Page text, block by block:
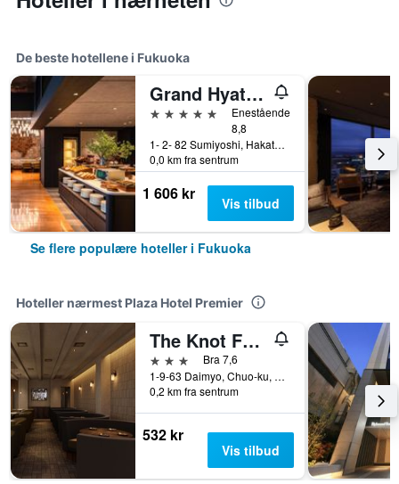
De beste hotellene i Fukuoka
Grand Hyatt Fukuoka
5 stjerner
Enestående
8,8
1- 2- 82 Sumiyoshi, Hakata- Ku, Fukuoka, Japan
0,0 km fra sentrum
1 606 kr Vis tilbud
Se flere populære hoteller i Fukuoka
Hoteller nærmest Plaza Hotel Premier
The Knot Fukuoka Tenjin
3 stjernerBra 7,6
1-9-63 Daimyo, Chuo-ku, Fukuoka, Japan
0,2 km fra sentrum
532 kr
Vis tilbud